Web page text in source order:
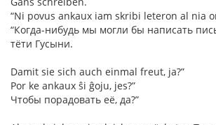
“Ni povus ankaux iam skribi leteron al nia
“Когда-нибудь мы могли бы написать
тёти Гусыни.
Damit sie sich auch einmal freut, ja?”
Por ke ankaux ŝi ĝoju, jes?”
Чтобы порадовать её, да?”